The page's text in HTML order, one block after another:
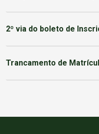
2º via do boleto de
Trancamento de